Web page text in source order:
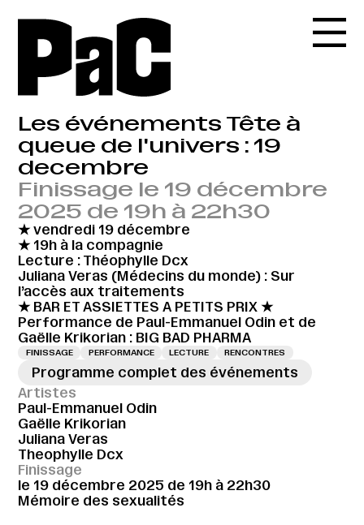
Les événements Tête à
queue de l'univers : 19
decembre
Finissage le 19 décembre
2025 de 19h à 22h30
★ vendredi 19 décembre
★ 19h à la compagnie
Lecture : Théophylle Dcx
Juliana Veras (Médecins du monde) : Sur
l’accès aux traitements
★ BAR ET ASSIETTES A PETITS PRIX ★
Performance de Paul-Emmanuel Odin et de
Gaëlle Krikorian : BIG BAD PHARMA
FINISSAGE PERFORMANCE LECTURE RENCONTRES
Programme complet des événements
Artistes
Paul-Emmanuel Odin
Gaëlle Krikorian
Juliana Veras
Theophylle Dcx
Finissage
le 19 décembre 2025 de 19h à 22h30
Mémoire des sexualités